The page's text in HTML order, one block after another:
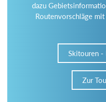
dazu
Routenvorschläge
Skitouren -
Zur